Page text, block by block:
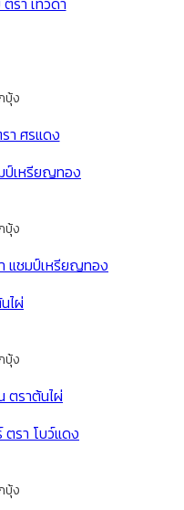
บุ้ง
า ศรแดง
บุ้ง
แชมป์เหรียญทอง
บุ้ง
ราต้นไผ่
บุ้ง